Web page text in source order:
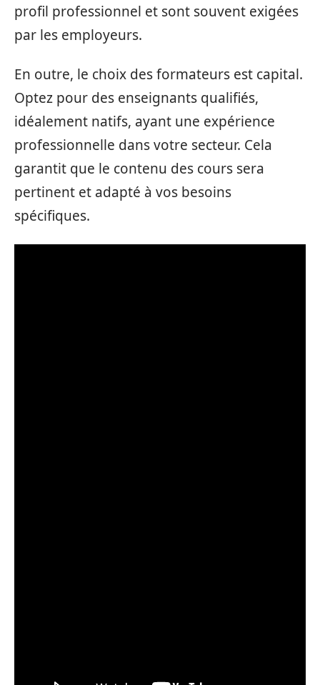
profil professionnel et sont souvent exigées
par les employeurs.
En outre, le choix des formateurs est capital.
Optez pour des enseignants qualifiés,
idéalement natifs, ayant une expérience
professionnelle dans votre secteur. Cela
garantit que le contenu des cours sera
pertinent et adapté à vos besoins
spécifiques.